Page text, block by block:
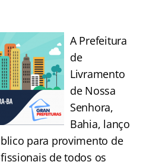
A Prefeitura
de
Livramento
de Nossa
Senhora,
Bahia, lanço
para provimento de
de todos os